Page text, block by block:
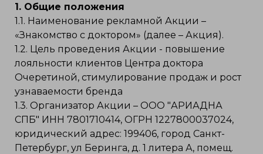
1. Общие положения
1.1. Наименование рекламной Акции –
«Знакомство с доктором» (далее – Акция).
1.2. Цель проведения Акции - повышение
лояльности клиентов Центра доктора
Очеретиной, стимулирование продаж и рост
узнаваемости бренда
1.3. Организатор Акции – ООО "АРИАДНА
СПБ" ИНН 7801710414, ОГРН 1227800037024,
юридический адрес: 199406, город Санкт-
Петербург, ул Беринга, д. 1 литера А, помещ.